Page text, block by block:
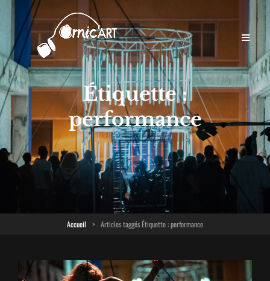
Étiquette :
performance
Accueil > Articles taggésÉtiquette :performance